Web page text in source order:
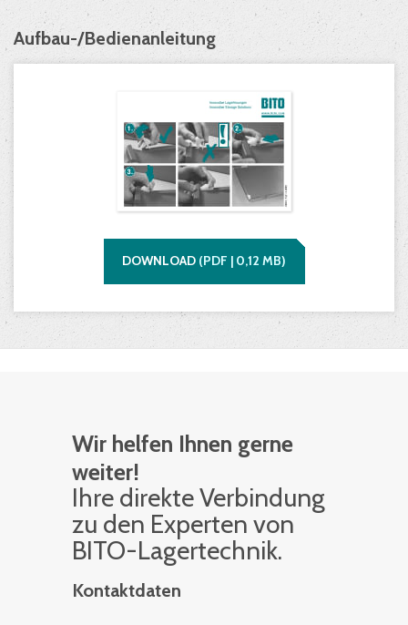
Aufbau-/Bedienanleitung
DOWNLOAD (PDF | 0,12 MB)
Wir helfen Ihnen gerne
weiter!
Ihre di­rek­te Ver­bin­dung
zu den Ex­per­ten von
BITO-La­ger­tech­nik.
Kontaktdaten